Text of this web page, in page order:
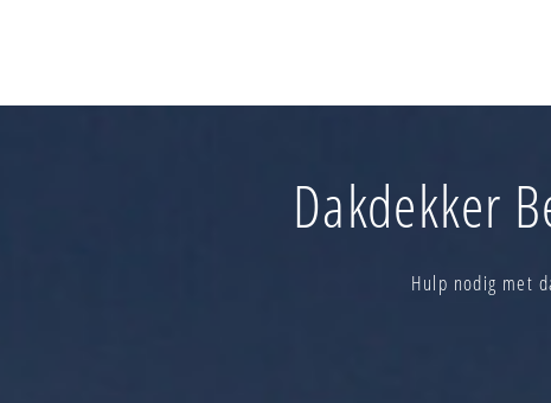
Dakdekker
Hulp nodig met